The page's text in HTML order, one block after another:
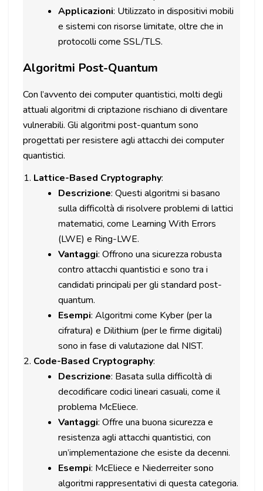
Applicazioni: Utilizzato in dispositivi mobili
e sistemi con risorse limitate, oltre che in
protocolli come SSL/TLS.
Algoritmi Post-Quantum
Con l’avvento dei computer quantistici, molti degli
attuali algoritmi di criptazione rischiano di diventare
vulnerabili. Gli algoritmi post-quantum sono
progettati per resistere agli attacchi dei computer
quantistici.
Lattice-Based Cryptography:
Descrizione: Questi algoritmi si basano
sulla difficoltà di risolvere problemi di lattici
matematici, come Learning With Errors
(LWE) e Ring-LWE.
Vantaggi: Offrono una sicurezza robusta
contro attacchi quantistici e sono tra i
candidati principali per gli standard post-
quantum.
Esempi: Algoritmi come Kyber (per la
cifratura) e Dilithium (per le firme digitali)
sono in fase di valutazione dal NIST.
Code-Based Cryptography:
Descrizione: Basata sulla difficoltà di
decodificare codici lineari casuali, come il
problema McEliece.
Vantaggi: Offre una buona sicurezza e
resistenza agli attacchi quantistici, con
un’implementazione che esiste da decenni.
Esempi: McEliece e Niederreiter sono
algoritmi rappresentativi di questa categoria.